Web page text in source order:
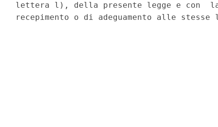
lettera l), della presente legge e con